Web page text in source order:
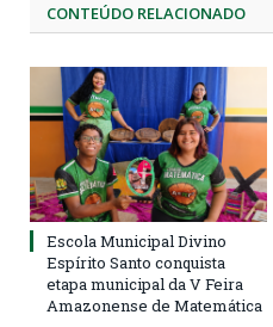
CONTEÚDO RELACIONADO
Escola Municipal Divino
Espírito Santo conquista
etapa municipal da V Feira
Amazonense de Matemática